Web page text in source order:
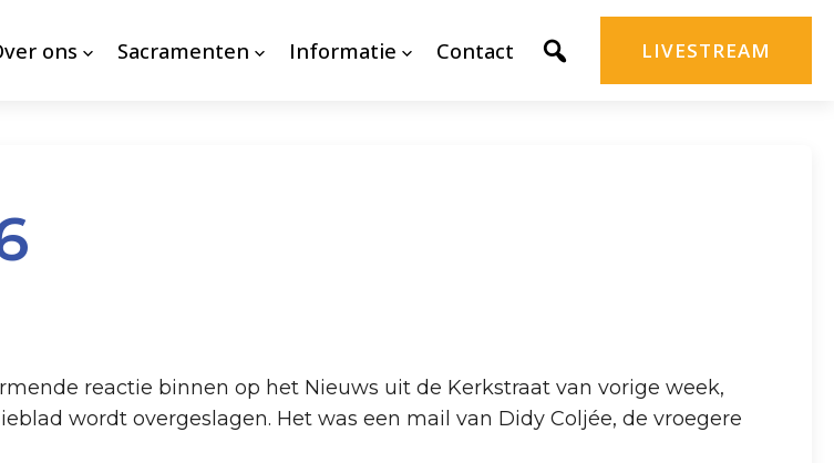
ons Sacramenten Informatie Contact LIVESTREAM
reactie binnen op het Nieuws uit de Kerkstraat van vorige week,
wordt overgeslagen. Het was een mail van Didy Coljée, de vroegere